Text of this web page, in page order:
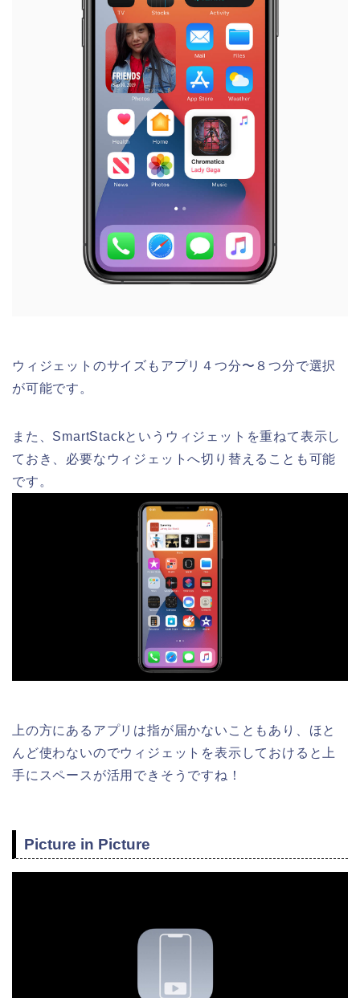
ウィジェットのサイズもアプリ４つ分〜８つ分で選択
が可能です。
また、SmartStackというウィジェットを重ねて表示し
ておき、必要なウィジェットへ切り替えることも可能
です。
上の方にあるアプリは指が届かないこともあり、ほと
んど使わないのでウィジェットを表示しておけると上
手にスペースが活用できそうですね！
Picture in Picture